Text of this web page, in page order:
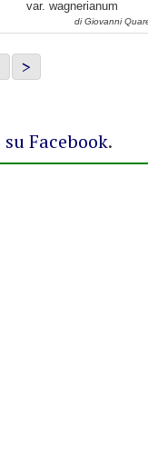
var. wagnerianum
di Giovanni
>
Facebook.